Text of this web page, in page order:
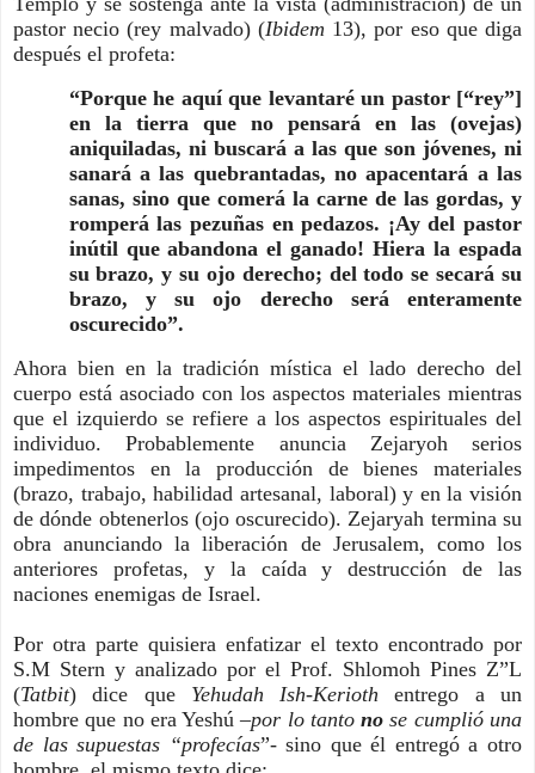
pastor necio (rey malvado) (Ibidem 13), por eso que diga
después el profeta:
“Porque he aquí que levantaré un pastor [“rey”]
en la tierra que no pensará en las (ovejas)
aniquiladas, ni buscará a las que son jóvenes, ni
sanará a las quebrantadas, no apacentará a las
sanas, sino que comerá la carne de las gordas, y
romperá las pezuñas en pedazos. ¡Ay del pastor
inútil que abandona el ganado! Hiera la espada
su brazo, y su ojo derecho; del todo se secará su
brazo, y su ojo derecho será enteramente
oscurecido”.
Ahora bien en la tradición mística el lado derecho del
cuerpo está asociado con los aspectos materiales mientras
que el izquierdo se refiere a los aspectos espirituales del
individuo. Probablemente anuncia Zejaryoh serios
impedimentos en la producción de bienes materiales
(brazo, trabajo, habilidad artesanal, laboral) y en la visión
de dónde obtenerlos (ojo oscurecido). Zejaryah termina su
obra anunciando la liberación de Jerusalem, como los
anteriores profetas, y la caída y destrucción de las
naciones enemigas de Israel.
Por otra parte quisiera enfatizar el texto encontrado por
S.M Stern y analizado por el Prof. Shlomoh Pines Z”L
(Tatbit) dice que Yehudah Ish-Kerioth entrego a un
hombre que no era Yeshú –por lo tantono se cumplió una
de las supuestas “profecías”- sino que él entregó a otro